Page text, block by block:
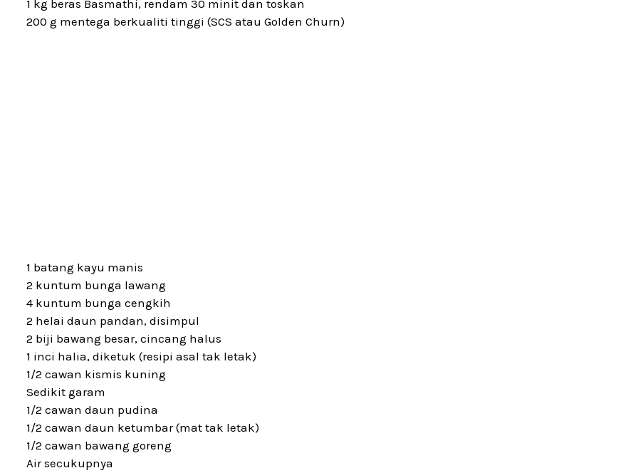
1 kg beras Basmathi, rendam 30 minit dan toskan
200 g mentega berkualiti tinggi (SCS atau Golden Churn)
1 batang kayu manis
2 kuntum bunga lawang
4 kuntum bunga cengkih
2 helai daun pandan, disimpul
2 biji bawang besar, cincang halus
1 inci halia, diketuk (resipi asal tak letak)
1/2 cawan kismis kuning
Sedikit garam
1/2 cawan daun pudina
1/2 cawan daun ketumbar (mat tak letak)
1/2 cawan bawang goreng
Air secukupnya